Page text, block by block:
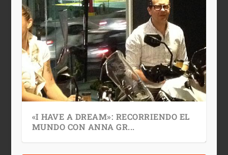
«I HAVE A DREAM»: RECORRIENDO EL
MUNDO CON ANNA GR...